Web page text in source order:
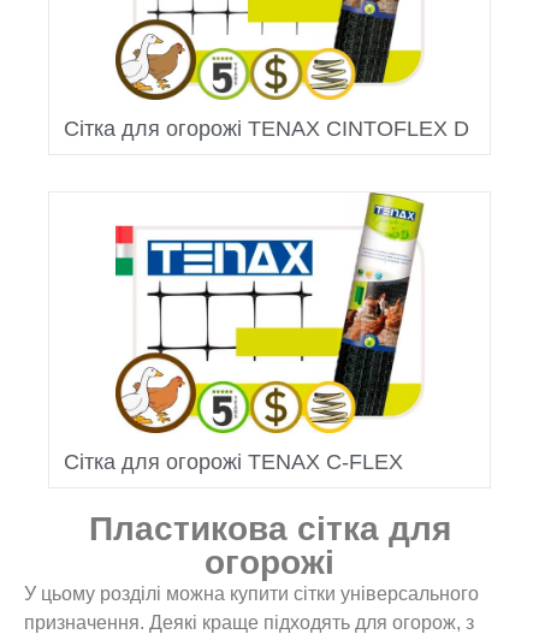
Сітка для огорожі TENAX CINTOFLEX D
Сітка для огорожі TENAX C-FLEX
Пластикова сітка для
огорожі
У цьому розділі можна купити сітки універсального
призначення. Деякі краще підходять для огорож, з